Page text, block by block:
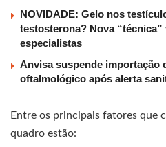
NOVIDADE: Gelo nos
testosterona? Nova
especialistas
Anvisa suspende importação
oftalmológico após alerta
Entre os principais fatores que
quadro estão: